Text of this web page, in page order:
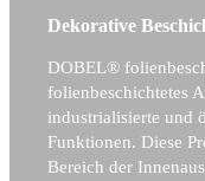
Dekorative
DOBEL®
folienbeschichtetes
industrialisierte und
Funktionen. Diese
Bereich der